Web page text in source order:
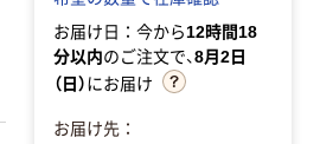
お届け日：今から12時間18
分以内のご注文で、8月2日
（日）にお届け
お届け先：